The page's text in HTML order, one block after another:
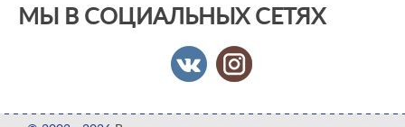
МЫ В СОЦИАЛЬНЫХ СЕТЯХ